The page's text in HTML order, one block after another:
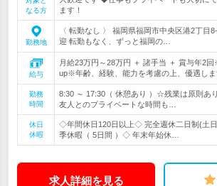
なる方
ます！
勤務地
〈 転勤なし 〉 福岡県福岡市中央区港2丁目
迎 転勤もなく、ずっと福岡の…
給与
月給23万円～28万円 ＋ 諸手当 ＋ 賞与年2
up※年齢、経験、能力を考慮の上、優遇し
勤務
時間
8:30 ～ 17:30（ 休憩あり ）☆残業は原則
友人とのプライベートな時間も…
休日
休暇
◇年間休日120日以上◇ 完全週休二日制(土
季休暇（ 5日間 ）◇ 年末年始休…
求人詳細を見る